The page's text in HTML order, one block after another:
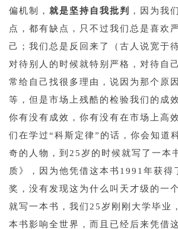
偏机制， 就是坚持自我批判
，因为我
点，都有缺点，只不过我们总是喜欢
己；我们总是反回来了（古人说宽于
对待别人的时候就特别严格，对待自
常给自己找很多理由，说因为那个原
等，但是市场上残酷的检验我们的成
你有没有成效，你有没有在市场上高
们在学过“科斯定律”的话，你会知道
奇的人物，到25岁的时候就写了一本
质》，因为他凭借这本书1991年获得
奖，没有发现这为什么叫天才级的一
就写一本书，我们25岁刚刚大学毕业
本书影响全世界，而且已经后来凭借